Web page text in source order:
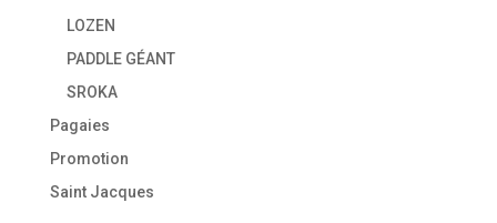
LOZEN
PADDLE GÉANT
SROKA
Pagaies
Promotion
Saint Jacques